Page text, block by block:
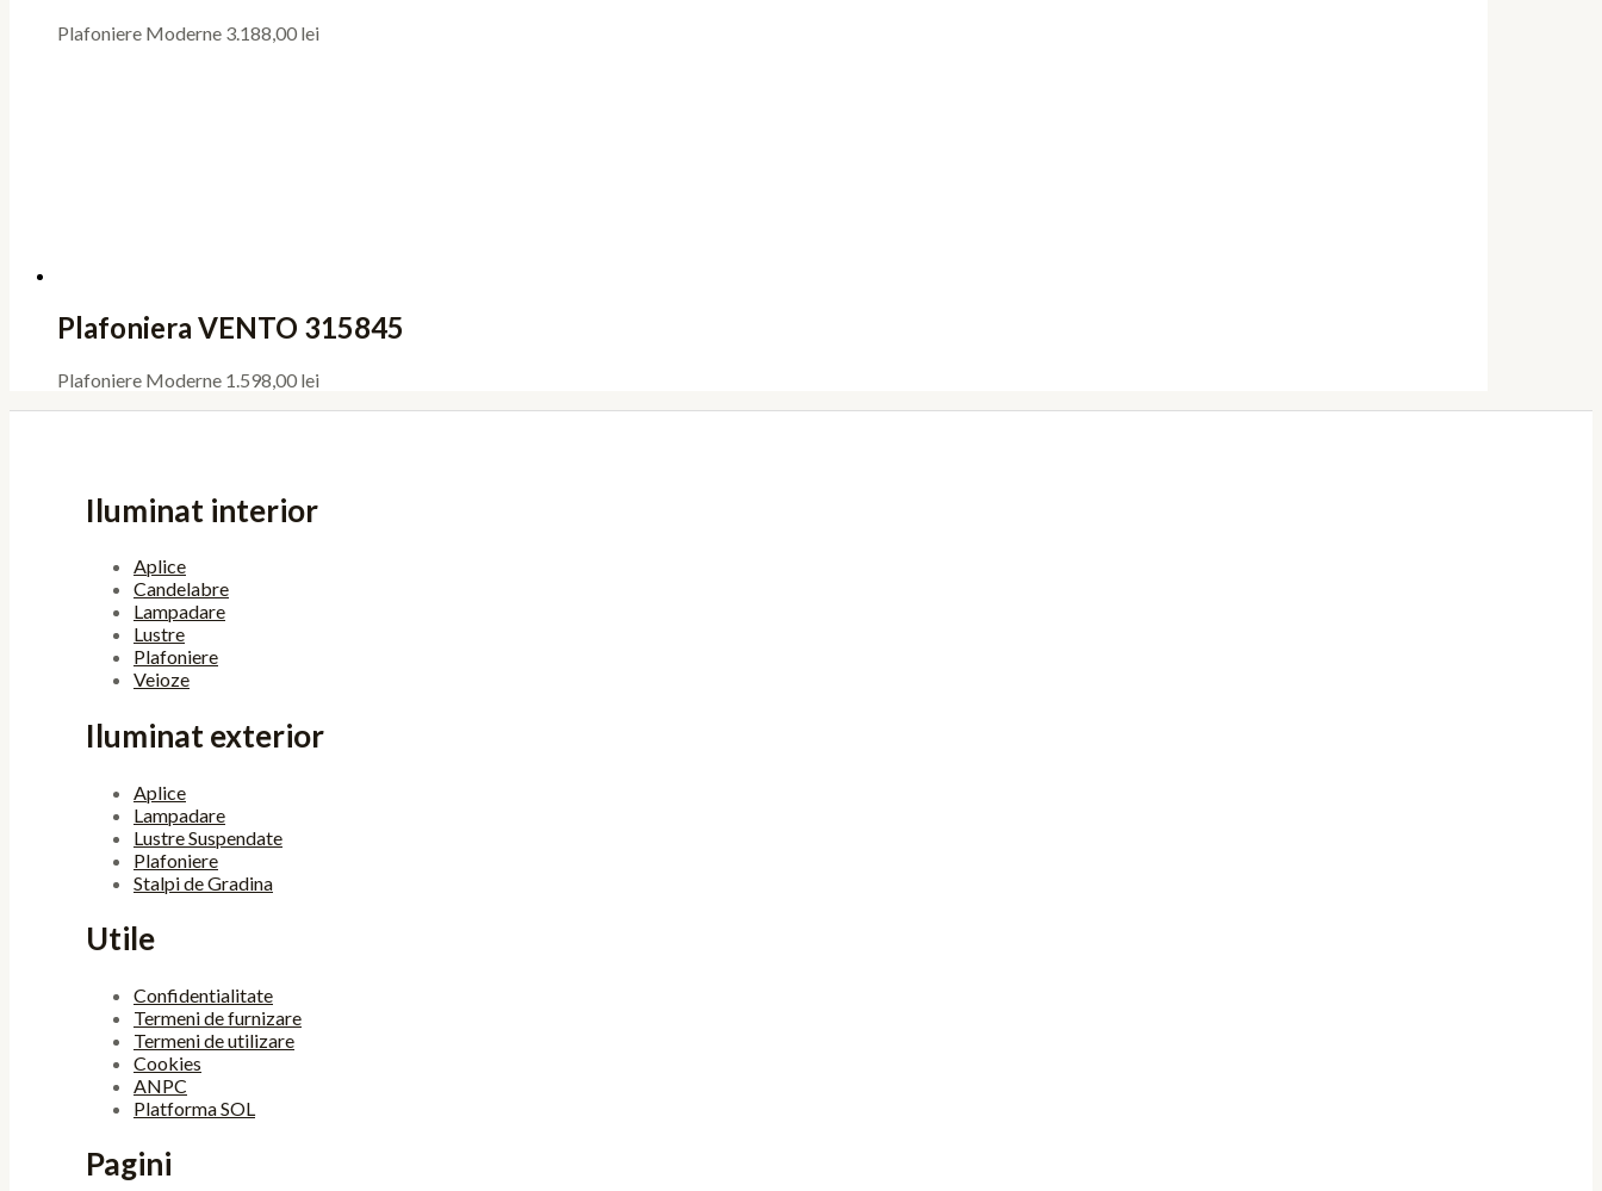
Plafoniere Moderne 3.188,00 lei
Plafoniera VENTO 315845
Plafoniere Moderne 1.598,00 lei
Iluminat interior
Aplice
Candelabre
Lampadare
Lustre
Plafoniere
Veioze
Iluminat exterior
Aplice
Lampadare
Lustre Suspendate
Plafoniere
Stalpi de Gradina
Utile
Confidentialitate
Termeni de furnizare
Termeni de utilizare
Cookies
ANPC
Platforma SOL
Pagini